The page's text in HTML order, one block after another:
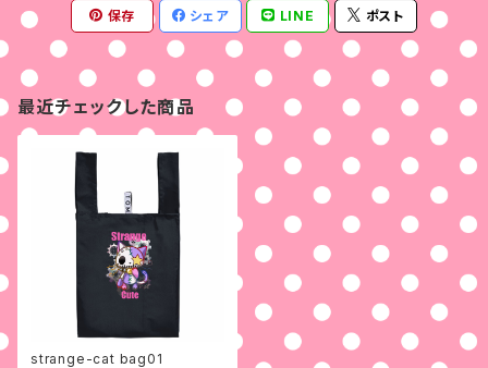
保存 シェア LINE ポスト
最近チェックした商品
strange-cat bag01